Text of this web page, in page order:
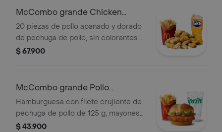
a elección.
McCombo grande Chicken
McNuggets de 20 pzas
20 piezas de pollo apanado y dorado
de pechuga de pollo, sin colorantes ni
conservantes artificiales.
$ 67.900
McCombo grande Pollo
McCrispy Deluxe
Hamburguesa con filete crujiente de
pechuga de pollo de 125 g, mayonesa
cremosa, lechuga fresca y tomate, en
$ 43.900